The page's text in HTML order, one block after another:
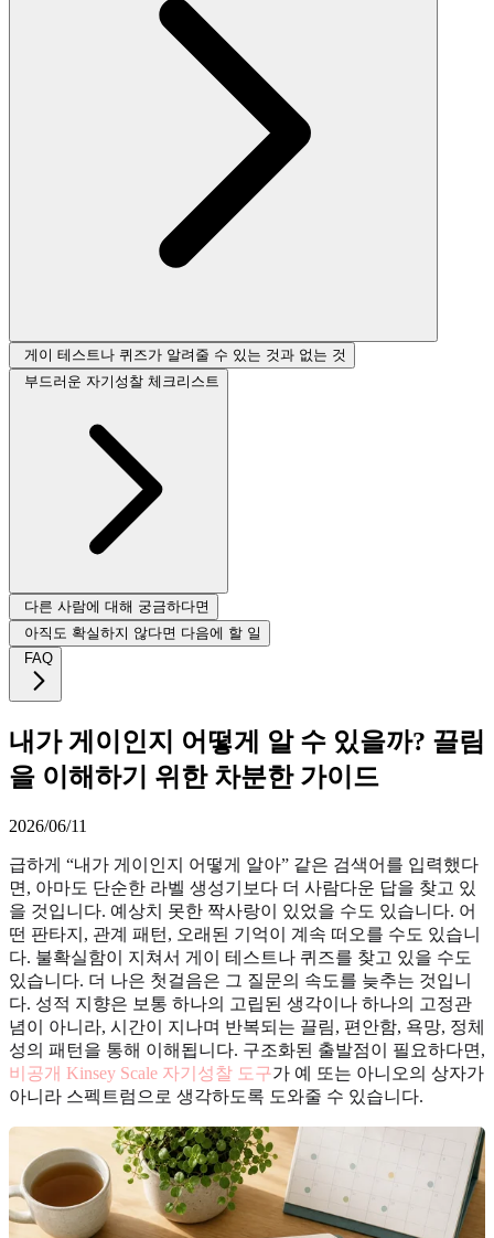
게이 테스트나 퀴즈가 알려줄 수 있는 것과 없는 것
부드러운 자기성찰 체크리스트
다른 사람에 대해 궁금하다면
아직도 확실하지 않다면 다음에 할 일
FAQ
내가 게이인지 어떻게 알 수 있을까? 끌림
을 이해하기 위한 차분한 가이드
2026/06/11
급하게 “내가 게이인지 어떻게 알아” 같은 검색어를 입력했다
면, 아마도 단순한 라벨 생성기보다 더 사람다운 답을 찾고 있
을 것입니다. 예상치 못한 짝사랑이 있었을 수도 있습니다. 어
떤 판타지, 관계 패턴, 오래된 기억이 계속 떠오를 수도 있습니
다. 불확실함이 지쳐서 게이 테스트나 퀴즈를 찾고 있을 수도
있습니다. 더 나은 첫걸음은 그 질문의 속도를 늦추는 것입니
다. 성적 지향은 보통 하나의 고립된 생각이나 하나의 고정관
념이 아니라, 시간이 지나며 반복되는 끌림, 편안함, 욕망, 정체
성의 패턴을 통해 이해됩니다. 구조화된 출발점이 필요하다면,
비공개 Kinsey Scale 자기성찰 도구가 예 또는 아니오의 상자가
아니라 스펙트럼으로 생각하도록 도와줄 수 있습니다.